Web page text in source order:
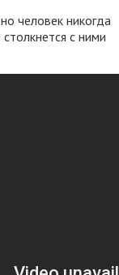
человек никогда
с ними